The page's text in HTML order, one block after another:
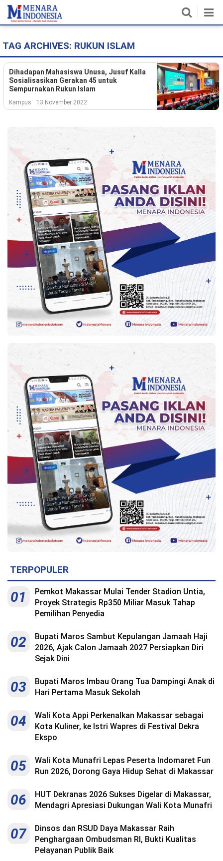
Home
Nasional
Politik
Daerah
Hukum & HAM
Ekonomi
Pendidikan
Kesehatan
Lingkungan
Olahraga
More
Copyright
2026
Menara
Indonesia
.
Right
Reserve
TAG ARCHIVES: RUKUN ISLAM
Dihadapan Mahasiswa Unusa, Jusuf Kalla
Sosialisasikan Gerakan 45 untuk
Sempurnakan Rukun Islam
Kampus 13 November 2022
TERPOPULER
01
Pemkot Makassar Mulai Tender Stadion Untia,
Proyek Strategis Rp350 Miliar Masuk Tahap
Pemilihan Penyedia
02
Bupati Maros Sambut Kepulangan Jamaah Haji
2026, Ajak Calon Jamaah 2027 Persiapkan Diri
Sejak Dini
03
Bupati Maros Imbau Orang Tua Dampingi Anak di
Hari Pertama Masuk Sekolah
04
Wali Kota Appi Perkenalkan Makassar sebagai
Kota Kuliner, ke Istri Wapres di Festival Dekra
Ekspo
05
Wali Kota Munafri Lepas Peserta Indomaret Fun
Run 2026, Dorong Gaya Hidup Sehat di Makassar
06
HUT Dekranas 2026 Sukses Digelar di Makassar,
Mendagri Apresiasi Dukungan Wali Kota Munafri
07
Dinsos dan RSUD Daya Makassar Raih
Penghargaan Ombudsman RI, Bukti Kualitas
Pelayanan Publik Baik